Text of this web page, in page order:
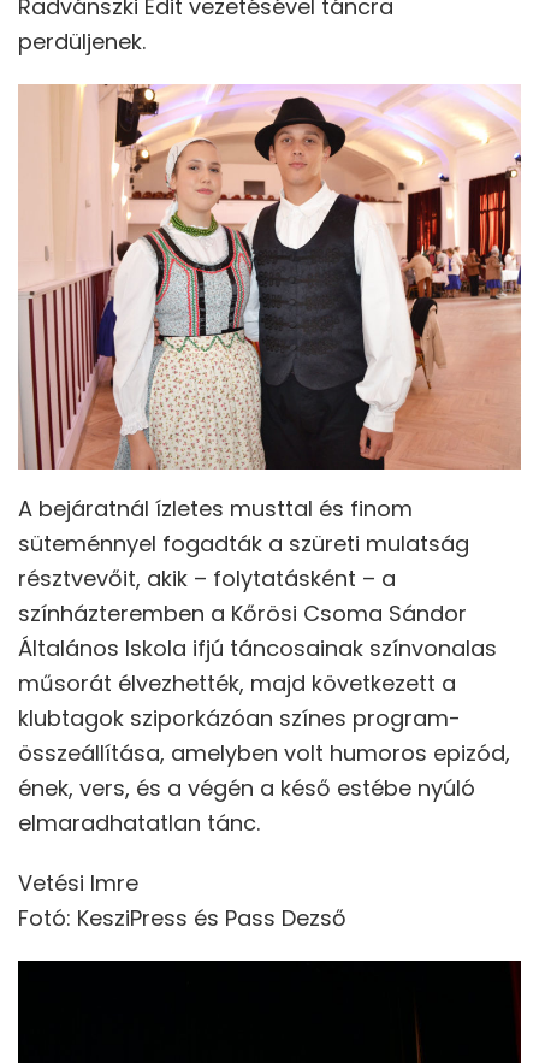
Radvánszki Edit vezetésével táncra
perdüljenek.
A bejáratnál ízletes musttal és finom
süteménnyel fogadták a szüreti mulatság
résztvevőit, akik – folytatásként – a
színházteremben a Kőrösi Csoma Sándor
Általános Iskola ifjú táncosainak színvonalas
műsorát élvezhették, majd következett a
klubtagok sziporkázóan színes program-
összeállítása, amelyben volt humoros epizód,
ének, vers, és a végén a késő estébe nyúló
elmaradhatatlan tánc.
Vetési Imre
Fotó: KesziPress és Pass Dezső